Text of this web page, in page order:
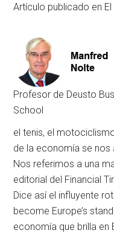
Artículo publicado en
Profesor de Deusto
School
el tenis, el
de la economía se nos
Nos referimos a una
editorial del Financial
Dice así el influyente
become Europe’s
economía que brilla en